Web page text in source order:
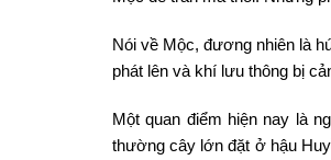
Nói về Mộc, đương nhiên là
phát lên và khí lưu thông bị
Một quan điểm hiện nay là
thường cây lớn đặt ở hậu